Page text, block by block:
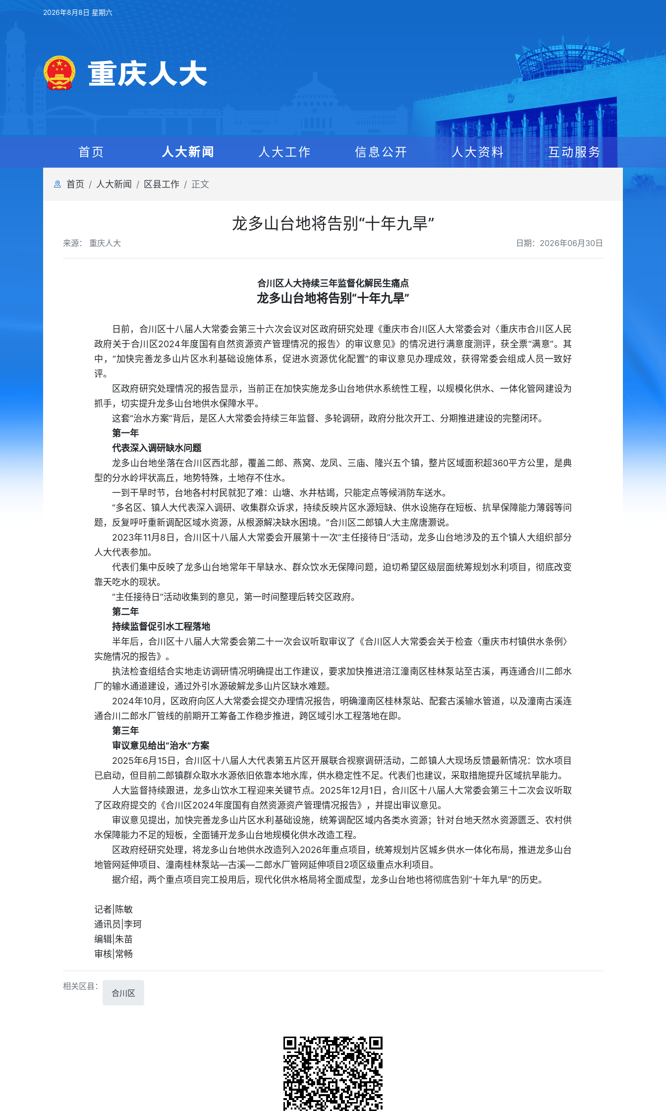
2026年8月8日 星期六
首页 人大新闻 人大工作 信息公开 人大资料 互动服务
首页 人大新闻 区县工作 正文
龙多山台地将告别“十年九旱”
日期：2026年06月30日
来源： 重庆人大
合川区人大持续三年监督化解民生痛点
龙多山台地将告别“十年九旱”
日前，合川区十八届人大常委会第三十六次会议对区政府研究处理《重庆市合川区人大常委会对〈重庆市合川区人民
政府关于合川区2024年度国有自然资源资产管理情况的报告〉的审议意见》的情况进行满意度测评，获全票“满意”。其
中，“加快完善龙多山片区水利基础设施体系，促进水资源优化配置”的审议意见办理成效，获得常委会组成人员一致好
评。
区政府研究处理情况的报告显示，当前正在加快实施龙多山台地供水系统性工程，以规模化供水、一体化管网建设为
抓手，切实提升龙多山台地供水保障水平。
这套“治水方案”背后，是区人大常委会持续三年监督、多轮调研，政府分批次开工、分期推进建设的完整闭环。
第一年
代表深入调研缺水问题
龙多山台地坐落在合川区西北部，覆盖二郎、燕窝、龙凤、三庙、隆兴五个镇，整片区域面积超360平方公里，是典
型的分水岭坪状高丘，地势特殊，土地存不住水。
一到干旱时节，台地各村村民就犯了难：山塘、水井枯竭，只能定点等候消防车送水。
“多名区、镇人大代表深入调研、收集群众诉求，持续反映片区水源短缺、供水设施存在短板、抗旱保障能力薄弱等问
题，反复呼吁重新调配区域水资源，从根源解决缺水困境。”合川区二郎镇人大主席唐灏说。
2023年11月8日，合川区十八届人大常委会开展第十一次“主任接待日”活动，龙多山台地涉及的五个镇人大组织部分
人大代表参加。
代表们集中反映了龙多山台地常年干旱缺水、群众饮水无保障问题，迫切希望区级层面统筹规划水利项目，彻底改变
靠天吃水的现状。
“主任接待日”活动收集到的意见，第一时间整理后转交区政府。
第二年
持续监督促引水工程落地
半年后，合川区十八届人大常委会第二十一次会议听取审议了《合川区人大常委会关于检查〈重庆市村镇供水条例〉
实施情况的报告》。
执法检查组结合实地走访调研情况明确提出工作建议，要求加快推进涪江潼南区桂林泵站至古溪，再连通合川二郎水
厂的输水通道建设，通过外引水源破解龙多山片区缺水难题。
2024年10月，区政府向区人大常委会提交办理情况报告，明确潼南区桂林泵站、配套古溪输水管道，以及潼南古溪连
通合川二郎水厂管线的前期开工筹备工作稳步推进，跨区域引水工程落地在即。
第三年
审议意见给出“治水”方案
2025年6月15日，合川区十八届人大代表第五片区开展联合视察调研活动，二郎镇人大现场反馈最新情况：饮水项目
已启动，但目前二郎镇群众取水水源依旧依靠本地水库，供水稳定性不足。代表们也建议，采取措施提升区域抗旱能力。
人大监督持续跟进，龙多山饮水工程迎来关键节点。2025年12月1日，合川区十八届人大常委会第三十二次会议听取
了区政府提交的《合川区2024年度国有自然资源资产管理情况报告》，并提出审议意见。
审议意见提出，加快完善龙多山片区水利基础设施，统筹调配区域内各类水资源；针对台地天然水资源匮乏、农村供
水保障能力不足的短板，全面铺开龙多山台地规模化供水改造工程。
区政府经研究处理，将龙多山台地供水改造列入2026年重点项目，统筹规划片区城乡供水一体化布局，推进龙多山台
地管网延伸项目、潼南桂林泵站—古溪—二郎水厂管网延伸项目2项区级重点水利项目。
据介绍，两个重点项目完工投用后，现代化供水格局将全面成型，龙多山台地也将彻底告别“十年九旱”的历史。
记者|陈敏
通讯员|李珂
编辑|朱苗
审核|常畅
相关区县：
合川区